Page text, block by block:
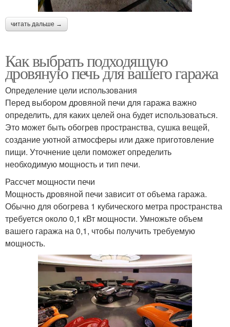
читать дальше →
Как выбрать подходящую
дровяную печь для вашего гаража
Определение цели использования
Перед выбором дровяной печи для гаража важно
определить, для каких целей она будет использоваться.
Это может быть обогрев пространства, сушка вещей,
создание уютной атмосферы или даже приготовление
пищи. Уточнение цели поможет определить
необходимую мощность и тип печи.
Рассчет мощности печи
Мощность дровяной печи зависит от объема гаража.
Обычно для обогрева 1 кубического метра пространства
требуется около 0,1 кВт мощности. Умножьте объем
вашего гаража на 0,1, чтобы получить требуемую
мощность.